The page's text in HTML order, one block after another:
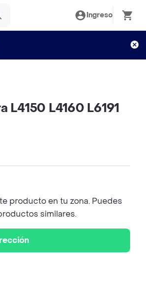
Ingreso
L4150 L4160 L6191
producto en tu zona. Puedes
similares.